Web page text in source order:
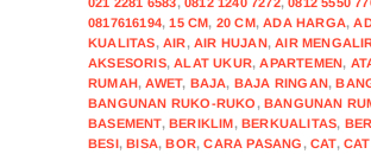
0817616194,15 CM, 20 CM,ADA HARGA,
KUALITAS,AIR,AIR HUJAN,AIR
AKSESORIS,ALAT UKUR,APARTEMEN,
RUMAH,AWET, BAJA, BAJA RINGAN,
BANGUNAN RUKO-RUKO ,BANGUNAN
BASEMENT,BERIKLIM,BERKUALITAS,
BESI,BISA,BOR,CARA PASANG ,CAT,